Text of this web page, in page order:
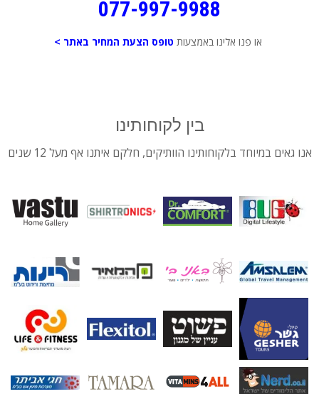
077-997-9988
או פנו אלינו באמצעות טופס הצעת המחיר באתר >
בין לקוחותינו
אנו גאים במיוחד בלקוחותינו הוותיקים, חלקם איתנו אף מעל 12 שנים